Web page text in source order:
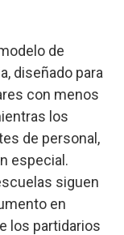
de
diseñado para
con menos
los
de personal,
especial.
siguen
en
los partidarios